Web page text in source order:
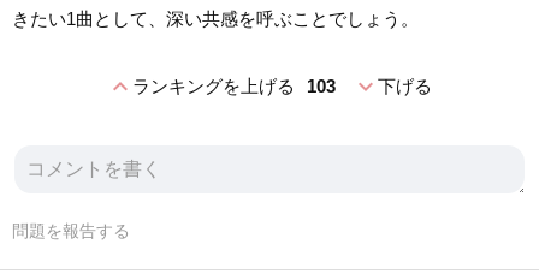
きたい1曲として、深い共感を呼ぶことでしょう。
expand_lessランキングを上げる 103 expand_more下げる
問題を報告する